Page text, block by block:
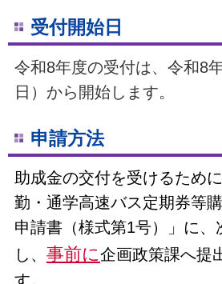
受付開始日
令和8年度の受付は、令和8
日）から開始します。
申請方法
助成金の交付を受けるため
勤・通学高速バス定期券等
申請書（様式第1号）」に、
し、 事前に企画政策課へ提
す。